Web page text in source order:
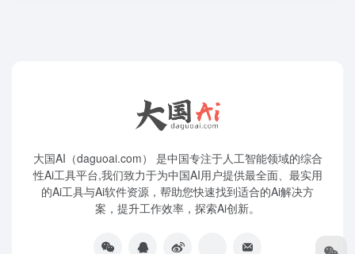
大国AI（daguoai.com） 是中国专注于人工智能领域的综合
性Ai工具平台,我们致力于为中国AI用户提供最全面、最实用
的Ai工具与Ai软件资源，帮助您快速找到适合的Ai解决方
案，提升工作效率，探索Ai创新。